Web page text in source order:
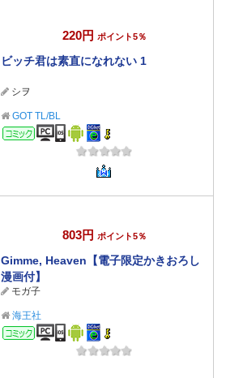
220円 ポイント5％
ビッチ君は素直になれない 1
シヲ
GOT TL/BL
コミック
803円 ポイント5％
Gimme, Heaven【電子限定かきおろし
漫画付】
モガ子
海王社
コミック